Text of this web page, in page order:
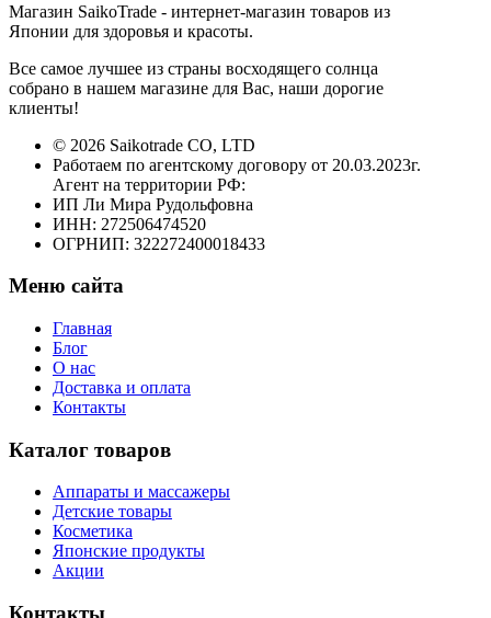
Магазин SaikoTrade - интернет-магазин товаров из
Японии для здоровья и красоты.
Все самое лучшее из страны восходящего солнца
собрано в нашем магазине для Вас, наши дорогие
клиенты!
© 2026 Saikotrade CO, LTD
Работаем по агентскому договору от 20.03.2023г.
Агент на территории РФ:
ИП Ли Мира Рудольфовна
ИНН: 272506474520
ОГРНИП: 322272400018433
Меню сайта
Главная
Блог
О нас
Доставка и оплата
Контакты
Каталог товаров
Аппараты и массажеры
Детские товары
Косметика
Японские продукты
Акции
Контакты